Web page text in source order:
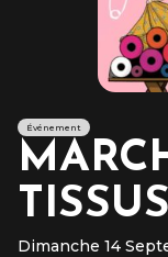
Événement
TISSUS
Dimanche 14